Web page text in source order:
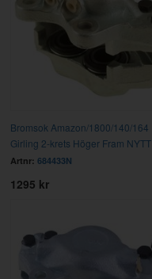
Bromsok Amazon/1800/140/164
Girling 2-krets Höger Fram NYTT
Artnr: 684433N
1295 kr